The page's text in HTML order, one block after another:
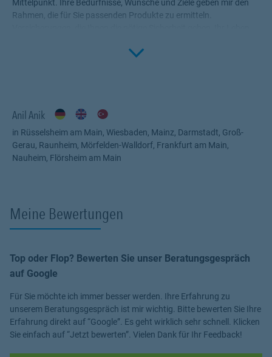
Mittelpunkt. Ihre Bedürfnisse, Wünsche und Ziele geben mir den
Rahmen, die für Sie passenden Produkte zu ermitteln.
Fachwissen, meiner Begeisterung für alle Fragen rund um das
Click to
Anil Anik
in Rüsselsheim am Main, Wiesbaden, Mainz, Darmstadt, Groß-
Gerau, Raunheim, Mörfelden-Walldorf, Frankfurt am Main,
Nauheim, Flörsheim am Main
Meine Bewertungen
Top oder Flop? Bewerten Sie unser Beratungsgespräch
auf Google
Für Sie möchte ich immer besser werden. Ihre Erfahrung zu
unserem Beratungsgespräch ist mir wichtig. Bitte bewerten Sie Ihre
Erfahrung direkt auf “Google”. Es geht wirklich sehr schnell. Klicken
Sie einfach auf “Jetzt bewerten”. Vielen Dank für Ihr Feedback!